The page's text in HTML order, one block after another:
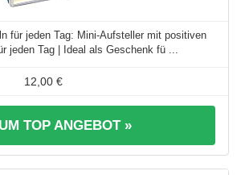
für jeden Tag: Mini-Aufsteller mit positiven
jeden Tag | Ideal als Geschenk fü ...
12,00 €
TOP ANGEBOT »